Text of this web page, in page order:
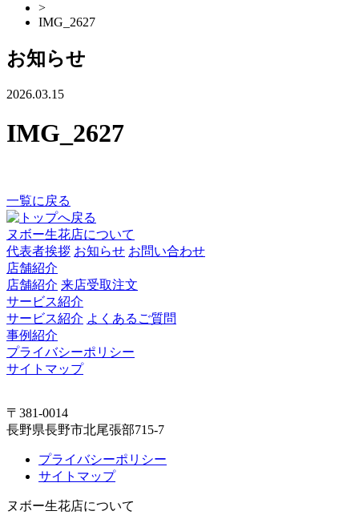
>
IMG_2627
お知らせ
2026.03.15
IMG_2627
一覧に戻る
ヌボー生花店について
代表者挨拶 お知らせ お問い合わせ
店舗紹介
店舗紹介 来店受取注文
サービス紹介
サービス紹介 よくあるご質問
事例紹介
プライバシーポリシー
サイトマップ
〒381-0014
長野県長野市北尾張部715-7
プライバシーポリシー
サイトマップ
ヌボー生花店について